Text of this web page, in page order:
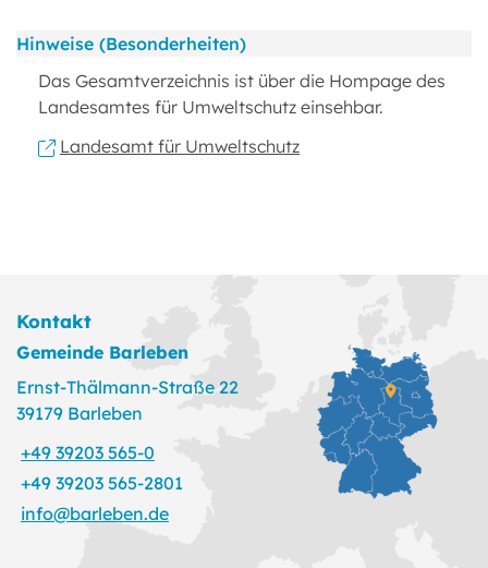
Hinweise (Besonderheiten)
Das Gesamtverzeichnis ist über die Hompage des
Landesamtes für Umweltschutz einsehbar.
Landesamt für Umweltschutz
Kontakt
Gemeinde Barleben
Ernst-Thälmann-Straße 22
39179 Barleben
+49 39203 565-0
+49 39203 565-2801
info@barleben.de